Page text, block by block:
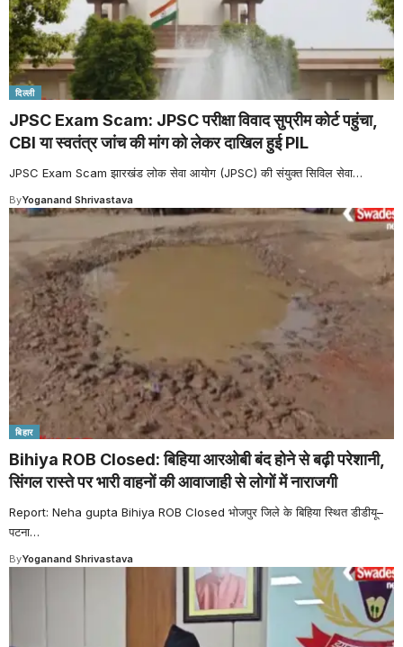
दिल्ली
JPSC Exam Scam: JPSC परीक्षा विवाद सुप्रीम कोर्ट पहुंचा,
CBI या स्वतंत्र जांच की मांग को लेकर दाखिल हुई PIL
JPSC Exam Scam झारखंड लोक सेवा आयोग (JPSC) की संयुक्त सिविल सेवा…
ByYoganand Shrivastava
बिहार
Bihiya ROB Closed: बिहिया आरओबी बंद होने से बढ़ी परेशानी,
सिंगल रास्ते पर भारी वाहनों की आवाजाही से लोगों में नाराजगी
Report: Neha gupta Bihiya ROB Closed भोजपुर जिले के बिहिया स्थित डीडीयू–
पटना…
ByYoganand Shrivastava